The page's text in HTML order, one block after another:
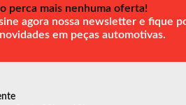
perca mais nenhuma oferta!
agora nossa newsletter e fique
em peças automotivas.